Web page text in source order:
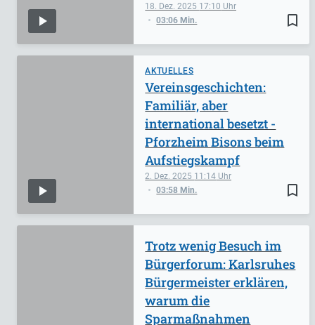
bookmark_border
18. Dez. 2025 17:10
03:06 Min.
AKTUELLES
bookmark_border
2. Dez. 2025 11:14
03:58 Min.
Vereinsgeschichten:
Familiär, aber
international besetzt -
Pforzheim Bisons beim
Aufstiegskampf
Trotz wenig Besuch im
Bürgerforum: Karlsruhes
Bürgermeister erklären,
warum die
Sparmaßnahmen